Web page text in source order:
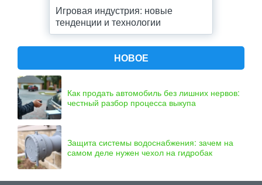
Игровая индустрия: новые
тенденции и технологии
НОВОЕ
Как продать автомобиль без лишних нервов:
честный разбор процесса выкупа
Защита системы водоснабжения: зачем на
самом деле нужен чехол на гидробак